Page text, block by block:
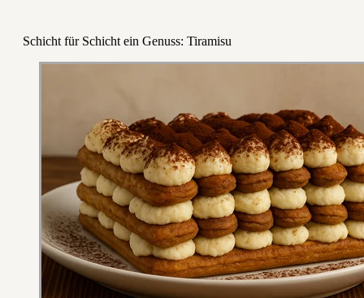
Schicht für Schicht ein Genuss: Tiramisu